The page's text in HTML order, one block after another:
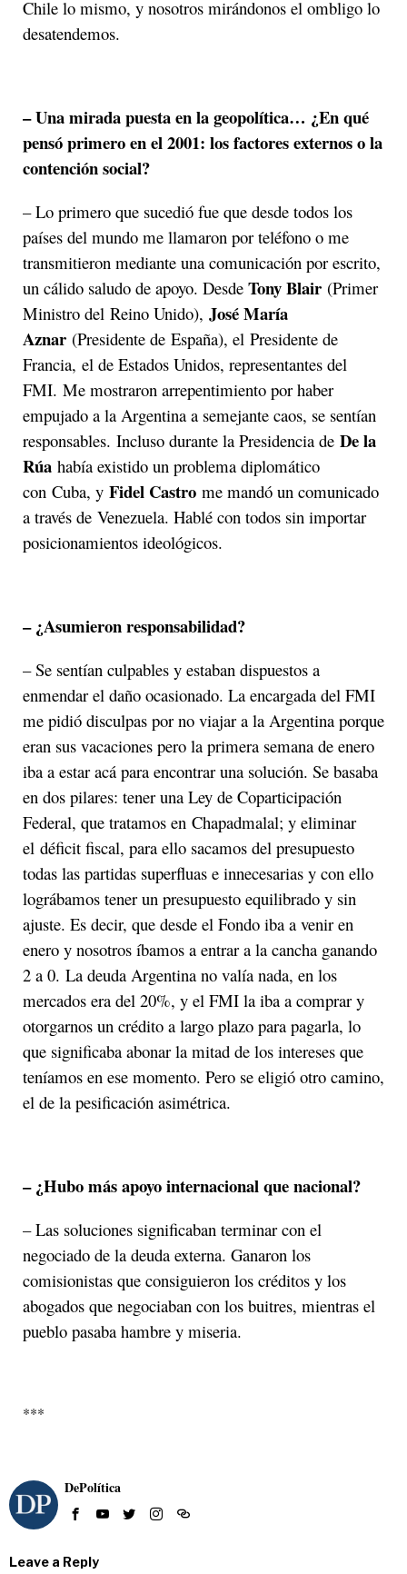
Chile lo mismo, y nosotros mirándonos el ombligo lo
desatendemos.
– Una mirada puesta en la geopolítica… ¿En qué
pensó primero en el 2001: los factores externos o la
contención social?
– Lo primero que sucedió fue que desde todos los
países del mundo me llamaron por teléfono o me
transmitieron mediante una comunicación por escrito,
un cálido saludo de apoyo. Desde Tony Blair (Primer
Ministro del Reino Unido), José María
Aznar (Presidente de España), el Presidente de
Francia, el de Estados Unidos, representantes del
FMI. Me mostraron arrepentimiento por haber
empujado a la Argentina a semejante caos, se sentían
responsables. Incluso durante la Presidencia de De la
Rúa había existido un problema diplomático
con Cuba, y Fidel Castro me mandó un comunicado
a través de Venezuela. Hablé con todos sin importar
posicionamientos ideológicos.
– ¿Asumieron responsabilidad?
– Se sentían culpables y estaban dispuestos a
enmendar el daño ocasionado. La encargada del FMI
me pidió disculpas por no viajar a la Argentina porque
eran sus vacaciones pero la primera semana de enero
iba a estar acá para encontrar una solución. Se basaba
en dos pilares: tener una Ley de Coparticipación
Federal, que tratamos en Chapadmalal; y eliminar
el déficit fiscal, para ello sacamos del presupuesto
todas las partidas superfluas e innecesarias y con ello
lográbamos tener un presupuesto equilibrado y sin
ajuste. Es decir, que desde el Fondo iba a venir en
enero y nosotros íbamos a entrar a la cancha ganando
2 a 0. La deuda Argentina no valía nada, en los
mercados era del 20%, y el FMI la iba a comprar y
otorgarnos un crédito a largo plazo para pagarla, lo
que significaba abonar la mitad de los intereses que
teníamos en ese momento. Pero se eligió otro camino,
el de la pesificación asimétrica.
– ¿Hubo más apoyo internacional que nacional?
– Las soluciones significaban terminar con el
negociado de la deuda externa. Ganaron los
comisionistas que consiguieron los créditos y los
abogados que negociaban con los buitres, mientras el
pueblo pasaba hambre y miseria.
***
DePolítica
Leave a Reply